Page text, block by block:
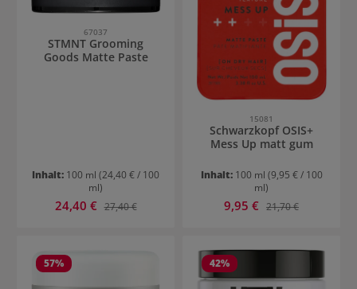
67037
STMNT Grooming
Goods Matte Paste
Inhalt: 100 ml (24,40 € / 100
ml)
Verkaufspreis:
24,40 € Regulärer Preis:
27,40 €
15081
Schwarzkopf OSIS+
Mess Up matt gum
Inhalt: 100 ml (9,95 € / 100
ml)
Verkaufspreis:
9,95 € Regulärer Preis:
21,70 €
57% 42%